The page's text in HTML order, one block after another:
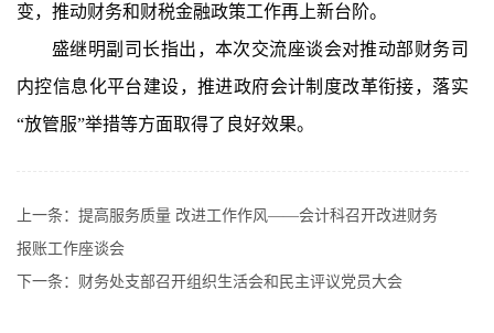
变，推动财务和财税金融政策工作再上新台阶。
盛继明副司长指出，本次交流座谈会对推动部财务司
内控信息化平台建设，推进政府会计制度改革衔接，落实
“放管服”举措等方面取得了良好效果。
上一条： 提高服务质量 改进工作作风——会计科召开改进财务
报账工作座谈会
下一条： 财务处支部召开组织生活会和民主评议党员大会